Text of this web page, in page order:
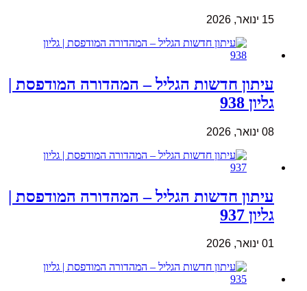
15 ינואר, 2026
עיתון חדשות הגליל – המהדורה המודפסת |
גליון 938
08 ינואר, 2026
עיתון חדשות הגליל – המהדורה המודפסת |
גליון 937
01 ינואר, 2026